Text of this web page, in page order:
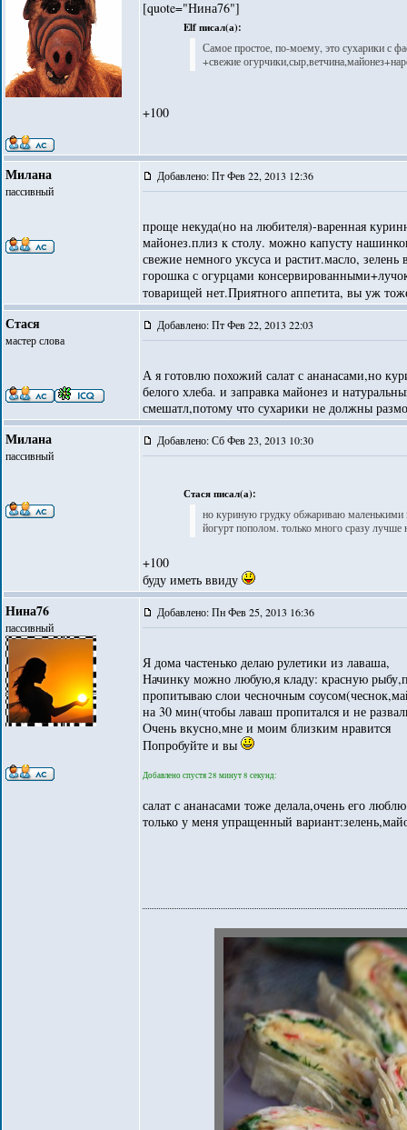
[quote="Нина76"]
Elf писал(а):
Самое простое, по-моему, это сухарики с
+свежие
+100
Милана
пассивный
Добавлено: Пт Фев 22, 2013 12:36
проще некуда(но на любителя)-варенная
майонез.плиз к столу. можно капусту
свежие немного уксуса и растит.масло,
горошка с огурцами
товарищей нет.Приятного аппетита, вы уж
Стася
мастер слова
Добавлено: Пт Фев 22, 2013 22:03
А я готовлю похожий салат с ананасами,но
белого хлеба. и заправка майонез и
смешатл,потому что сухарики не должны
Милана
пассивный
Добавлено: Сб Фев 23, 2013 10:30
Стася писал(а):
но куриную грудку обжариваю маленькими
йогурт пополом. только много сразу
+100
буду иметь ввиду
Нина76
пассивный
Добавлено: Пн Фев 25, 2013 16:36
Я дома частенько делаю рулетики из лаваша,
Начинку можно любую,я кладу: красную
пропитываю слои чесночным
на 30 мин(чтобы лаваш пропитался и не
Очень вкусно,мне и моим близким нравится
Попробуйте и вы
Добавлено спустя 28 минут 8 секунд:
салат с ананасами тоже делала,очень его люблю
только у меня упращенный